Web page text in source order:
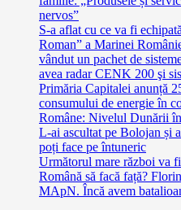
nervos”
S-a aflat cu ce va fi
Roman” a Marinei
vândut un pachet de
avea radar CENK 200 şi
Primăria Capitalei anunță
consumului de energie în
Române: Nivelul Dunării
L-ai ascultat pe Bolojan și
poți face pe întuneric
Următorul mare război va
Română să facă față?
MApN. Încă avem